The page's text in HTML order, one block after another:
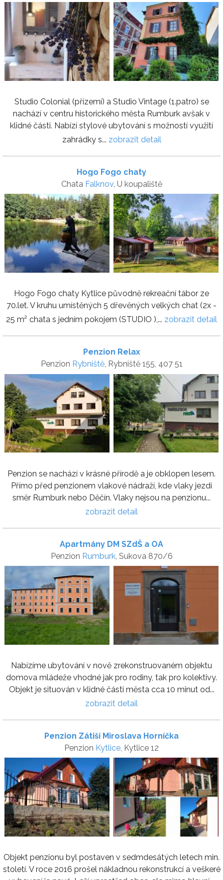
Studio Colonial (přízemí) a Studio Vintage (1.patro) se
nachází v centru historického města Rumburk avšak v
klidné části. Nabízí stylové ubytování s možností využití
zahrádky s... zobrazit detail
Hogo Fogo chaty
Chata Falknov, U koupaliště
Hogo Fogo chaty Kytlice původně rekreační tábor ze
70.let. V kruhu umístěných 5 dřevěných velkých chat (2x -
25 m² chata s jedním pokojem (STUDIO ),... zobrazit detail
Penzion Relax
Penzion Rybniště, Rybniště 155, 407 51
Penzion se nachází v krásné přírodě a je obklopen lesem.
Přímo před penzionem vlakové nádraží, kde vlaky jezdí
směr Rumburk nebo Děčín. Vlaky nejsou na penzionu...
zobrazit detail
Apartmány DM SZdŠ a OA
Penzion Rumburk, Sukova 870/6
Nabízíme ubytování v nově zrekonstruovaném objektu
domova mládeže vhodné jak pro rodiny, tak pro kolektivy.
Objekt je situován v klidné části města cca 10 minut od...
zobrazit detail
Penzion Zátiší Miroslava Horníčka
Penzion Kytlice , Kytlice 12
Objekt penzionu byl postaven v sedmdesátých letech min.
století. V roce 2016 prošel nákladnou rekonstrukcí a veškeré